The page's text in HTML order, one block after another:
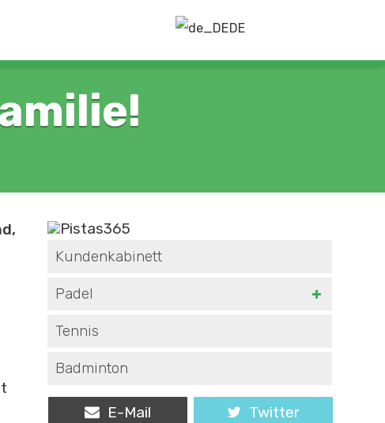
DE
Kundenkabinett
Padel
Tennis
Badminton
E-Mail
Twitter